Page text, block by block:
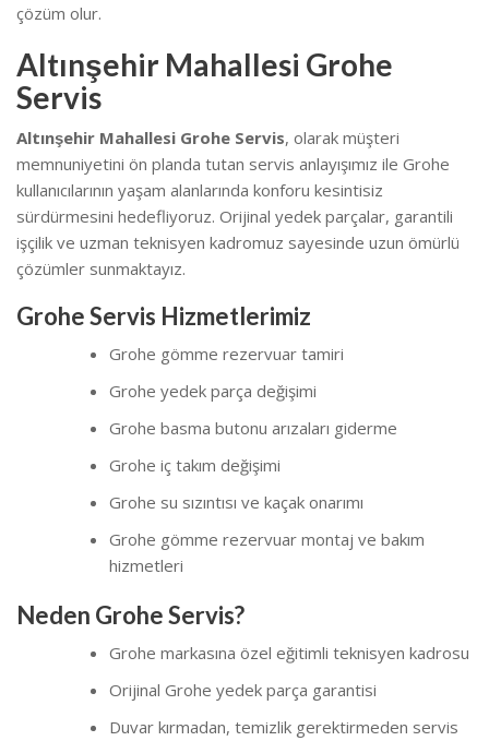
çözüm olur.
Altınşehir Mahallesi Grohe
Servis
Altınşehir Mahallesi Grohe Servis, olarak müşteri
memnuniyetini ön planda tutan servis anlayışımız ile Grohe
kullanıcılarının yaşam alanlarında konforu kesintisiz
sürdürmesini hedefliyoruz. Orijinal yedek parçalar, garantili
işçilik ve uzman teknisyen kadromuz sayesinde uzun ömürlü
çözümler sunmaktayız.
Grohe Servis Hizmetlerimiz
Grohe gömme rezervuar tamiri
Grohe yedek parça değişimi
Grohe basma butonu arızaları giderme
Grohe iç takım değişimi
Grohe su sızıntısı ve kaçak onarımı
Grohe gömme rezervuar montaj ve bakım
hizmetleri
Neden Grohe Servis?
Grohe markasına özel eğitimli teknisyen kadrosu
Orijinal Grohe yedek parça garantisi
Duvar kırmadan, temizlik gerektirmeden servis